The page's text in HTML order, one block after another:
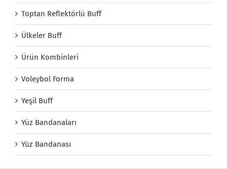
Toptan Reflektörlü Buff
Ülkeler Buff
Ürün Kombinleri
Voleybol Forma
Yeşil Buff
Yüz Bandanaları
Yüz Bandanası